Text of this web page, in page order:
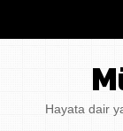
Hayata dair